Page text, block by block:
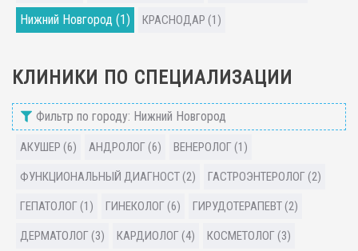
Нижний Новгород (1) КРАСНОДАР (1)
КЛИНИКИ ПО СПЕЦИАЛИЗАЦИИ
Фильтр по городу: Нижний Новгород
АКУШЕР (6) АНДРОЛОГ (6) ВЕНЕРОЛОГ (1)
ФУНКЦИОНАЛЬНЫЙ ДИАГНОСТ (2) ГАСТРОЭНТЕРОЛОГ (2)
ГЕПАТОЛОГ (1) ГИНЕКОЛОГ (6) ГИРУДОТЕРАПЕВТ (2)
ДЕРМАТОЛОГ (3) КАРДИОЛОГ (4) КОСМЕТОЛОГ (3)